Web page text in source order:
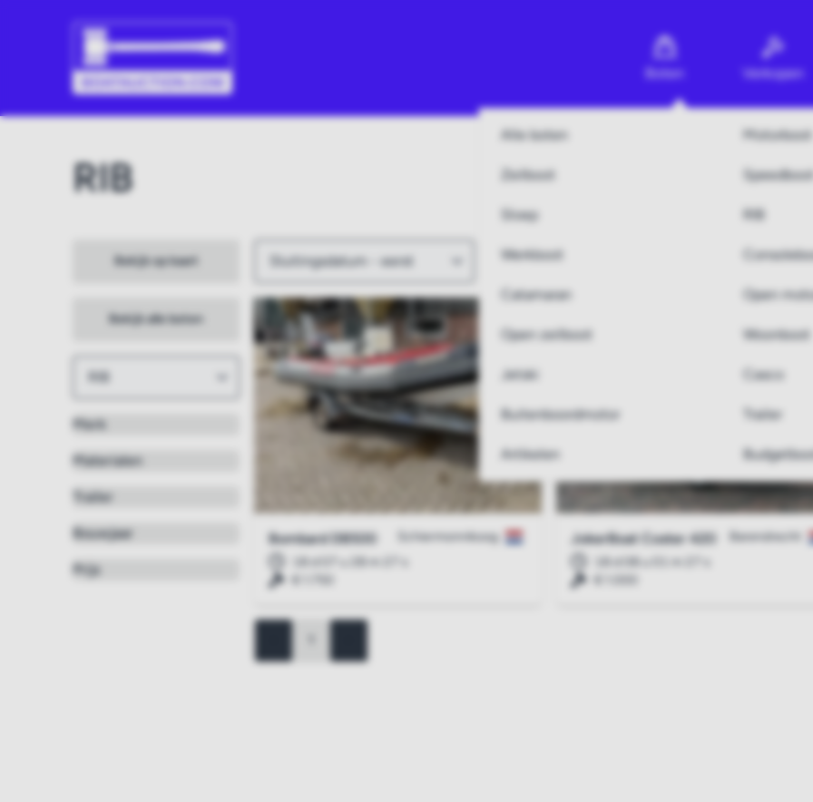
Boten
Alle boten Motorboot
Zeilboot
Sloep RIB
Werkboot
Catamaran Open
Open zeilboot Woonboot
Jetski Casco
Buitenboordmotor Trailer
Artikelen
Verkopen
RIB
Bekijk op kaart
Bekijk alle boten
Merk
Materialen
Trailer
Bouwjaar
Prijs
Bombard DB500
Schiermonnikoog
JokerBoat Coster 420
Barendrecht